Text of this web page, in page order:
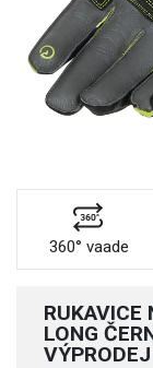
360° vaade
RUKAVICE
LONG